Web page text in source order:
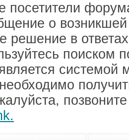
посетители
о
решение в
поиском
системой